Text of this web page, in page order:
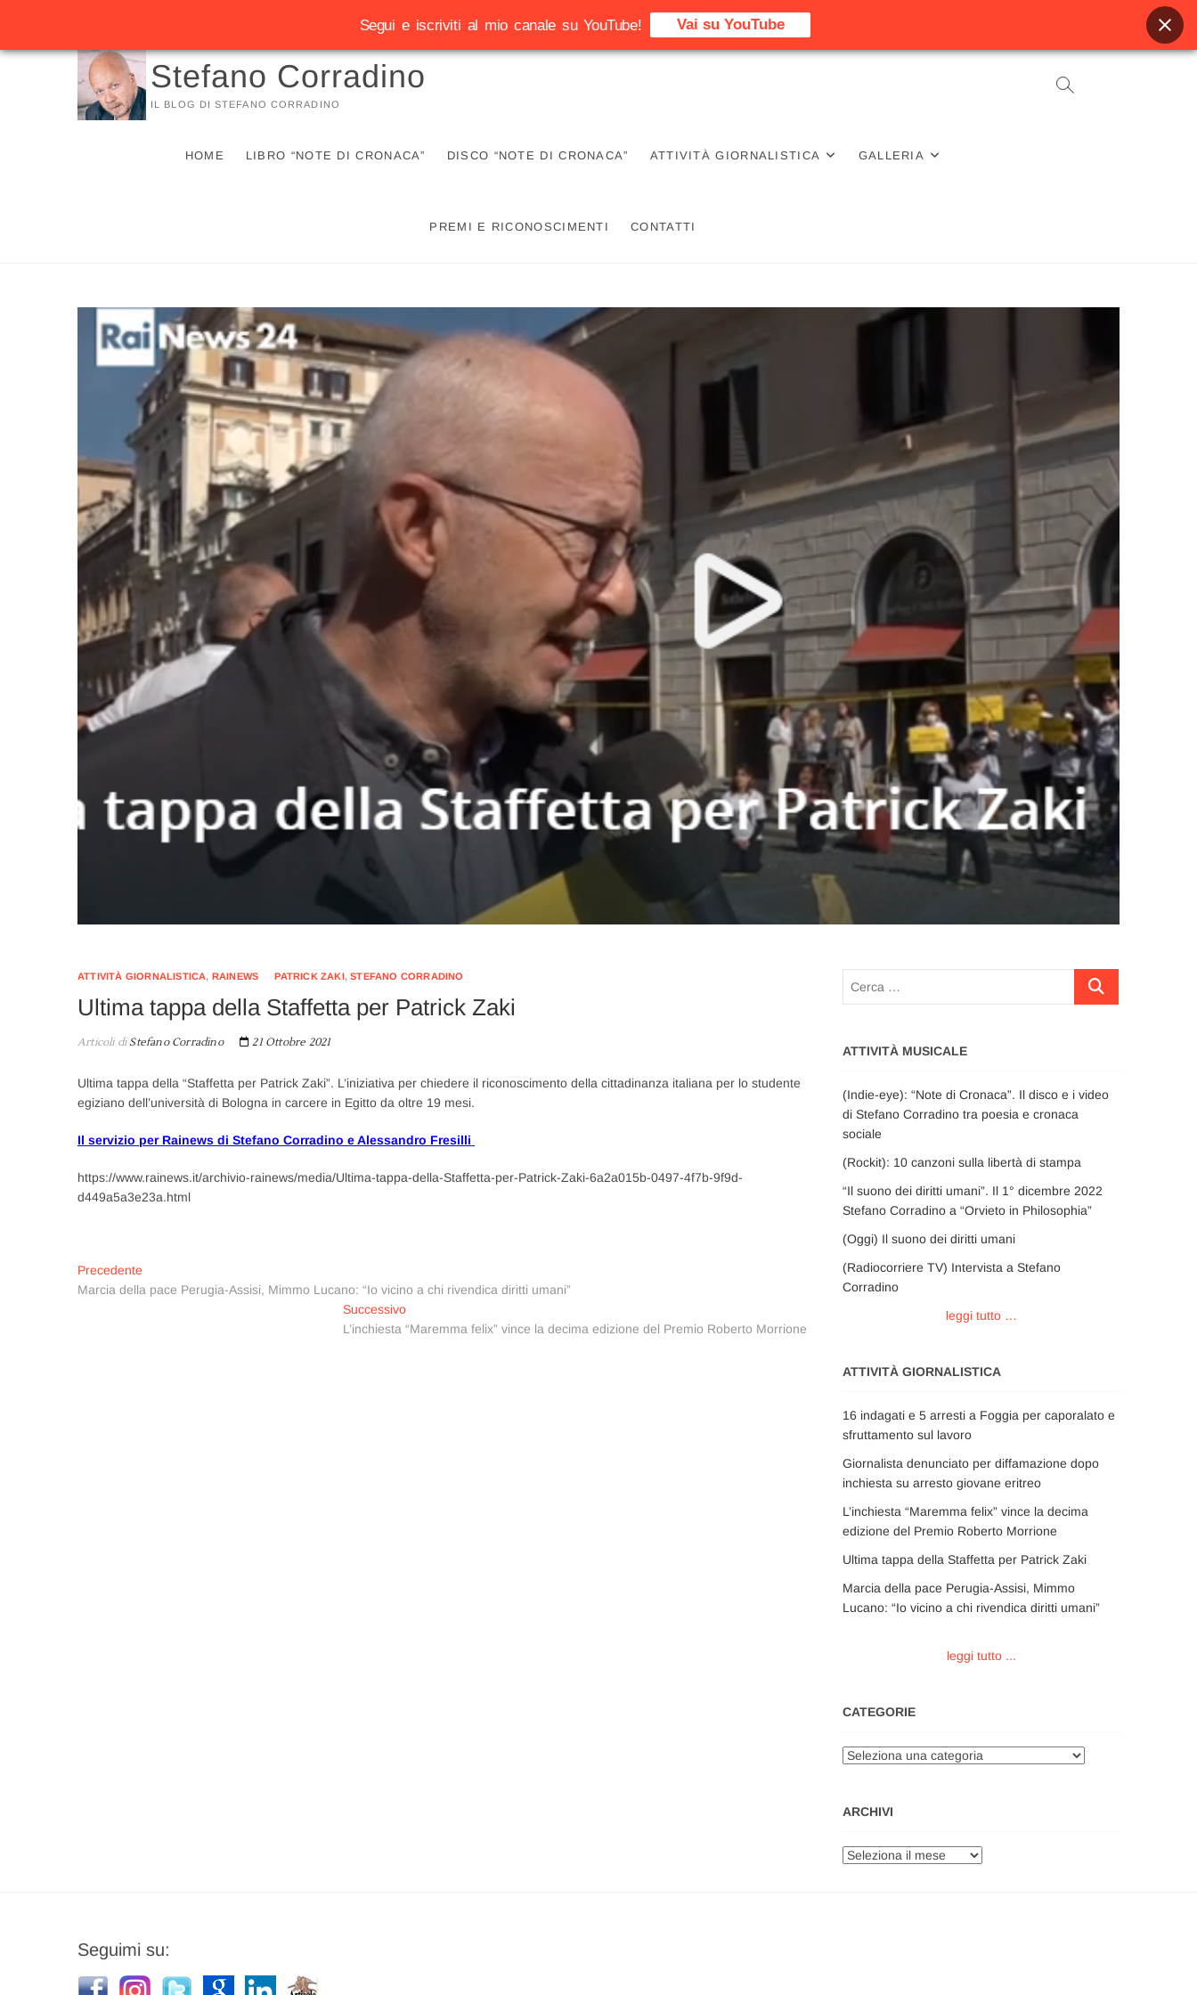
Vai
Stefano Corradino
IL BLOG DI STEFANO CORRADINO
HOME LIBRO “NOTE DI CRONACA” DISCO “NOTE DI CRONACA” ATTIVITÀ GIORNALISTICA GALLERIA
PREMI E RICONOSCIMENTI CONTATTI
ATTIVITÀ GIORNALISTICA, RAINEWS PATRICK ZAKI,STEFANO CORRADINO
Ultima tappa della Staffetta per Patrick Zaki
Articoli diStefano Corradino 21 Ottobre 2021
Ultima tappa della “Staffetta per Patrick Zaki”. L’iniziativa per chiedere il riconoscimento della cittadinanza italiana per lo studente
egiziano dell’università di Bologna in carcere in Egitto da oltre 19 mesi.
Il servizio per Rainews di Stefano Corradino e Alessandro Fresilli
https://www.rainews.it/archivio-rainews/media/Ultima-tappa-della-Staffetta-per-Patrick-Zaki-6a2a015b-0497-4f7b-9f9d-
d449a5a3e23a.html
Navigazione
articoli
Precedente
precedente:
Marcia della pace Perugia-Assisi, Mimmo Lucano: “Io vicino a chi rivendica diritti umani”
SuccessivoArticolo
successivo:
L’inchiesta “Maremma felix” vince la decima edizione del Premio Roberto Morrione
Cerca
ATTIVITÀ MUSICALE
(Indie-eye): “Note di Cronaca”. Il disco e i video
di Stefano Corradino tra poesia e cronaca
sociale
(Rockit): 10 canzoni sulla libertà di stampa
“Il suono dei diritti umani”. Il 1° dicembre 2022
Stefano Corradino a “Orvieto in Philosophia”
(Oggi) Il suono dei diritti umani
(Radiocorriere TV) Intervista a Stefano
Corradino
leggi tutto …
ATTIVITÀ GIORNALISTICA
16 indagati e 5 arresti a Foggia per caporalato e
sfruttamento sul lavoro
Giornalista denunciato per diffamazione dopo
inchiesta su arresto giovane eritreo
L’inchiesta “Maremma felix” vince la decima
edizione del Premio Roberto Morrione
Ultima tappa della Staffetta per Patrick Zaki
Marcia della pace Perugia-Assisi, Mimmo
Lucano: “Io vicino a chi rivendica diritti umani”
leggi tutto ...
CATEGORIE
Categorie
ARCHIVI
Archivi
Seguimi su:
Segui e iscriviti al mio canale su YouTube! Vai su YouTube